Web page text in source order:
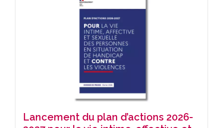
Lancement du plan d’actions 2026-